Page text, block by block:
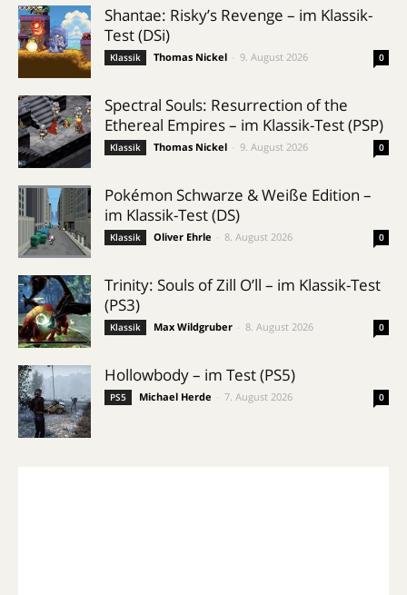
Shantae: Risky’s Revenge – im Klassik-
Test (DSi)
Klassik Thomas Nickel 9. August 2026 0
Spectral Souls: Resurrection of the
Ethereal Empires – im Klassik-Test (PSP)
Klassik Thomas Nickel 9. August 2026 0
Pokémon Schwarze & Weiße Edition –
im Klassik-Test (DS)
Klassik Oliver Ehrle 8. August 2026 0
Trinity: Souls of Zill O’ll – im Klassik-Test
(PS3)
Klassik Max Wildgruber 8. August 2026 0
Hollowbody – im Test (PS5)
PS5 Michael Herde 7. August 2026 0